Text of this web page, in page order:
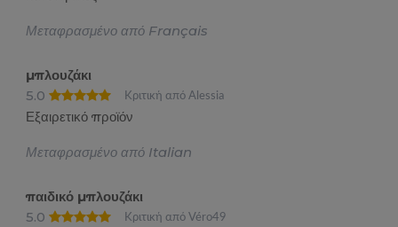
Μεταφρασμένο από Français
μπλουζάκι
5.0
Κριτική από Alessia
Εξαιρετικό προϊόν
Μεταφρασμένο από Italian
παιδικό μπλουζάκι
5.0
Κριτική από Véro49